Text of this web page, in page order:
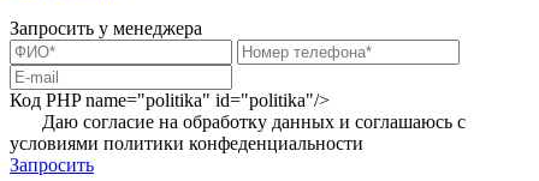
Запросить у менеджера
Код PHPname="politika" id="politika"/>
Даю согласие на обработку данных и соглашаюсь с
условиями политики конфеденциальности
Запросить